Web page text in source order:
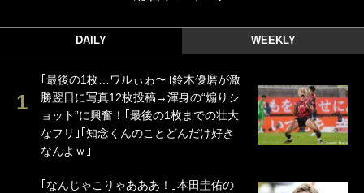
DAILY WEEKLY
｢最後の1枚…ワルぃゎ〜｣鈴木優磨が激
勝翌日に写真12枚投稿→渾身の“煽りシ
ョット”に興奮！｢最後の1枚までの壮大
なフリ｣｢知念くんのことどんだけ好き
なんよｗ｣
｢なんじゃこりゃあああ！｣本田圭佑の